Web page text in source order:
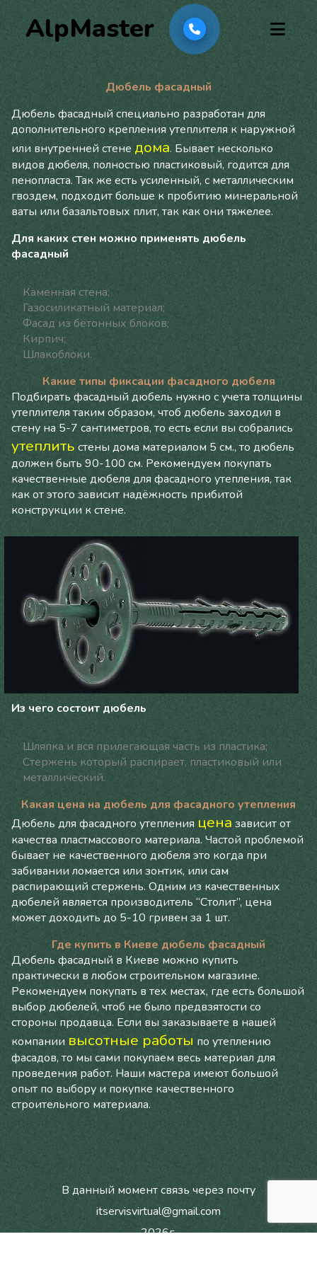
AlpMaster
Дюбель фасадный
Дюбель фасадный специально разработан для
дополнительного крепления утеплителя к наружной
или внутренней стене дома. Бывает несколько
видов дюбеля, полностью пластиковый, годится для
пенопласта. Так же есть усиленный, с металлическим
гвоздем, подходит больше к пробитию минеральной
ваты или базальтовых плит, так как они тяжелее.
Для каких стен можно применять дюбель
фасадный
Каменная стена;
Газосиликатный материал;
Фасад из бетонных блоков;
Кирпич;
Шлакоблоки.
Какие типы фиксации фасадного дюбеля
Подбирать фасадный дюбель нужно с учета толщины
утеплителя таким образом, чтоб дюбель заходил в
стену на 5-7 сантиметров, то есть если вы собрались
утеплить стены дома материалом 5 см., то дюбель
должен быть 90-100 см. Рекомендуем покупать
качественные дюбеля для фасадного утепления, так
как от этого зависит надёжность прибитой
конструкции к стене.
Из чего состоит дюбель
Шляпка и вся прилегающая часть из пластика;
Стержень который распирает, пластиковый или
металлический.
Какая цена на дюбель для фасадного утепления
Дюбель для фасадного утепления ценазависит от
качества пластмассового материала. Частой проблемой
бывает не качественного дюбеля это когда при
забивании ломается или зонтик, или сам
распирающий стержень. Одним из качественных
дюбелей является производитель “Столит”, цена
может доходить до 5-10 гривен за 1 шт.
Где купить в Киеве дюбель фасадный
Дюбель фасадный в Киеве можно купить
практически в любом строительном магазине.
Рекомендуем покупать в тех местах, где есть большой
выбор дюбелей, чтоб не было предвзятости со
стороны продавца. Если вы заказываете в нашей
компании высотные работы по утеплению
фасадов, то мы сами покупаем весь материал для
проведения работ. Наши мастера имеют большой
опыт по выбору и покупке качественного
строительного материала.
В данный момент связь через почту
itservisvirtual@gmail.com
2026г.